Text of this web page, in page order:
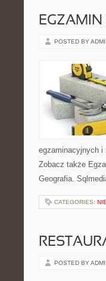
POSTED BY
egzaminacyjnych i
Zobacz także
Geografia.
CATEGORIES:
POSTED BY